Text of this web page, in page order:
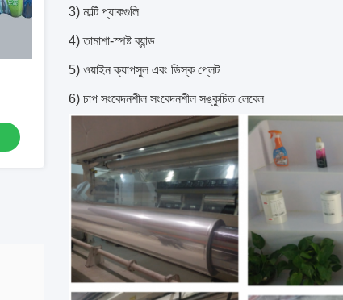
3) মাল্টি প্যাকগুলি
4) তামাশা-স্পষ্ট ব্যান্ড
5) ওয়াইন ক্যাপসুল এবং ডিস্ক প্লেট
6) চাপ সংবেদনশীল সংবেদনশীল সঙ্কুচিত লেবেল